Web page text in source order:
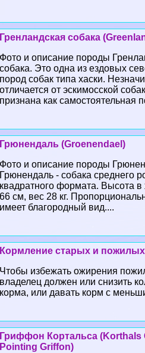
Гренландская собака
Фото и описание породы
собака. Это одна из ездовых
пород собак типа хаски.
отличается от эскимосской
признана как самостоятельная
Грюнендаль (Groenendael)
Фото и описание породы
Грюнендаль - собака среднего
квадратного формата. Высота в
66 см, вес 28 кг.
имеет благородный вид....
Кормление старых и
Чтобы избежать ожирения
владелец должен или снизить
корма, или давать корм с
Гриффон Кортальса (Korthals
Pointing Griffon)